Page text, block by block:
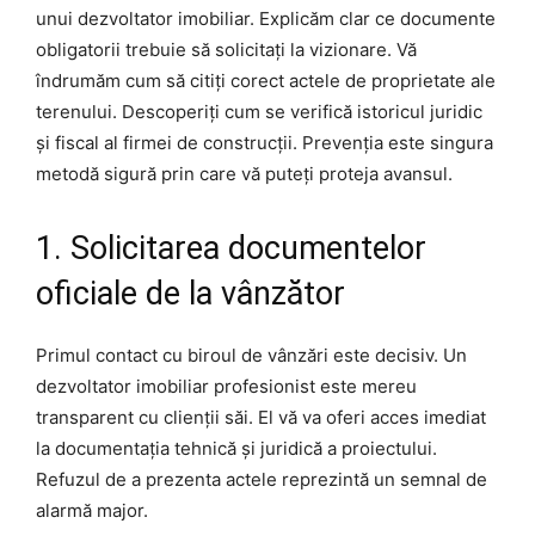
unui dezvoltator imobiliar. Explicăm clar ce documente
obligatorii trebuie să solicitați la vizionare. Vă
îndrumăm cum să citiți corect actele de proprietate ale
terenului. Descoperiți cum se verifică istoricul juridic
și fiscal al firmei de construcții. Prevenția este singura
metodă sigură prin care vă puteți proteja avansul.
1. Solicitarea documentelor
oficiale de la vânzător
Primul contact cu biroul de vânzări este decisiv. Un
dezvoltator imobiliar profesionist este mereu
transparent cu clienții săi. El vă va oferi acces imediat
la documentația tehnică și juridică a proiectului.
Refuzul de a prezenta actele reprezintă un semnal de
alarmă major.